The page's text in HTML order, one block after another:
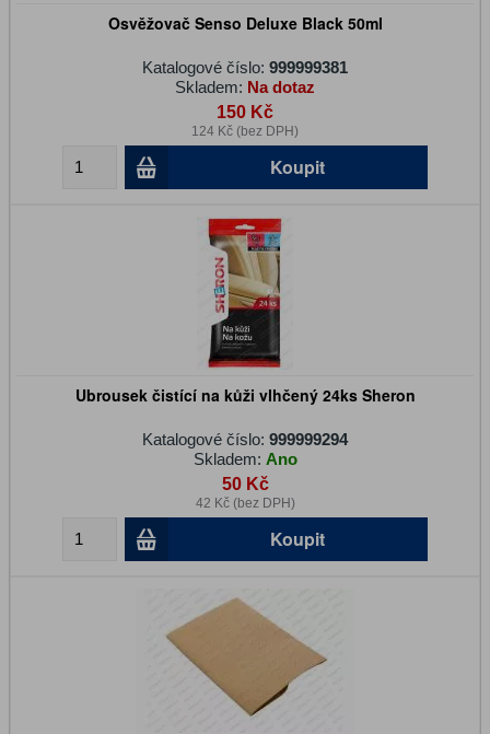
Osvěžovač Senso Deluxe Black 50ml
Katalogové číslo: 999999381
Skladem: Na dotaz
150 Kč
124 Kč (bez DPH)
Koupit
Ubrousek čistící na kůži vlhčený 24ks Sheron
Katalogové číslo: 999999294
Skladem: Ano
50 Kč
42 Kč (bez DPH)
Koupit